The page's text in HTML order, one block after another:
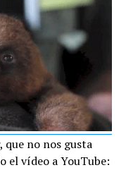
no nos gusta
el vídeo a YouTube: